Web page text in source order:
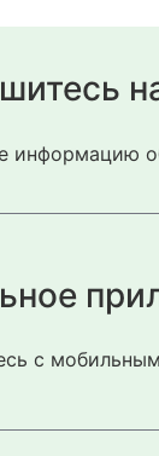
информацию
с